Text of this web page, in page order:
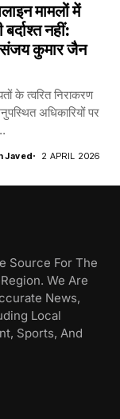
मामलों में
बर्दाश्त नहीं:
कुमार जैन
के त्वरित निराकरण
अधिकारियों पर
Javed 2 APRIL 2026
Source For The
We Are
News,
Local
Sports, And